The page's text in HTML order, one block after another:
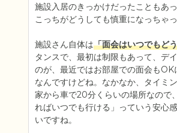
施設入居のきっかけだったこともあ
こっちがどうしても慎重になっちゃっ
施設さん自体は「面会はいつでもど
タンスで、最初は制限もあって、デ
のが、最近ではお部屋での面会もOK
なんですけどね。なかなか、タイミン
家から車で20分くらいの場所なので
ればいつでも行ける」っていう安心
いですね。